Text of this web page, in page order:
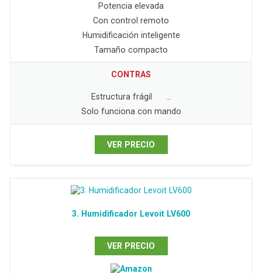
Potencia elevada
Con control remoto
Humidificación inteligente
Tamaño compacto
CONTRAS
Estructura frágil …
Solo funciona con mando
VER PRECIO
3. Humidificador Levoit LV600
VER PRECIO